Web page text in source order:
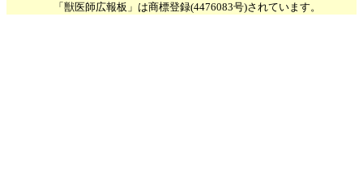
「獣医師広報板」は商標登録(4476083号)されています。